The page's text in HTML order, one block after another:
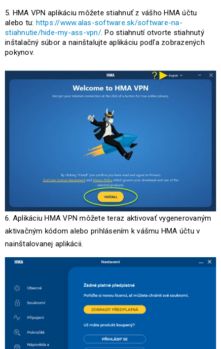
HMA VPN aplikáciu môžete stiahnuť z vášho HMA účtu
alebo tu: https://www.alas-software.sk/software-na-
stiahnutie/hide-my-ass-vpn/. Po stiahnutí otvorte stiahnutý
inštalačný súbor a nainštalujte aplikáciu podľa zobrazených
pokynov.
6. Aplikáciu HMA VPN môžete teraz aktivovať vygenerovaným
aktivačným kódom alebo prihlásením k vášmu HMA účtu v
nainštalovanej aplikácii.